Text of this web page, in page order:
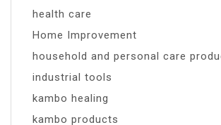
health care
Home Improvement
household and personal care
industrial tools
kambo healing
kambo products